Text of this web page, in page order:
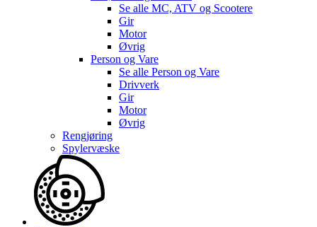
Se alle MC, ATV og Scootere
Gir
Motor
Øvrig
Person og Vare
Se alle Person og Vare
Drivverk
Gir
Motor
Øvrig
Rengjøring
Spylervæske